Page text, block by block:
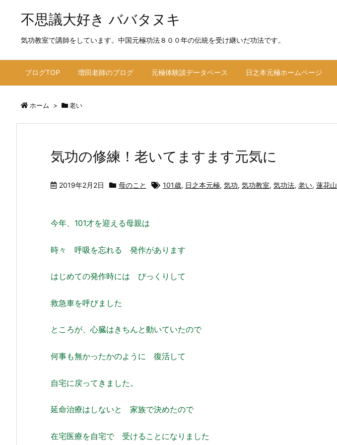
不思議大好き ババタヌキ
気功教室で講師をしています。中国元極功法８００年の伝統を受け継いだ功法です。
ブログTOP 増田老師のブログ 元極体験談データベース 日之本元極ホームページ
ホーム > 老い
気功の修練！老いてますます元気に
2019年2月2日 母のこと 101歳, 日之本元極, 気功, 気功教室, 気功法, 老い, 蓮花山
今年、101才を迎える母親は
時々 呼吸を忘れる 発作があります
はじめての発作時には びっくりして
救急車を呼びました
ところが、心臓はきちんと動いていたので
何事も無かったかのように 復活して
自宅に戻ってきました。
延命治療はしないと 家族で決めたので
在宅医療を自宅で 受けることになりました